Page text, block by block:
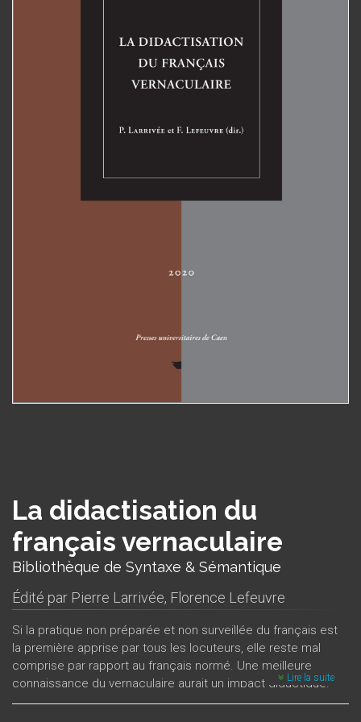
La didactisation du
français vernaculaire
Bibliothèque de Syntaxe & Sémantique
Édité par Pierre Larrivée, Florence Lefeuvre
Si la pratique non préparée et non surveillée du français est
la première apprise par tous les locuteurs, elle reste mal
comprise par rapport au français normé. Une meilleure
connaissance du vernaculaire aurait un impact didactique.
Faire avancer la didactisation du français vernaculaire est
Lire la suite